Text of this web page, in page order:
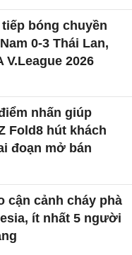
bóng chuyền
0-3 Thái Lan,
V.League 2026
nhấn giúp
Fold8 hút khách
đoạn mở bán
cận cảnh cháy phà
ít nhất 5 người